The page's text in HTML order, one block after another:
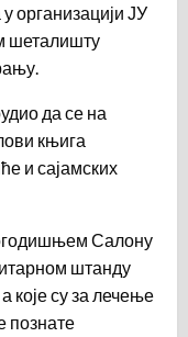
организацији ЈУ
шеталишту
да се на
књига
и сајамских
Салону
штанду
које су за лечење
познате